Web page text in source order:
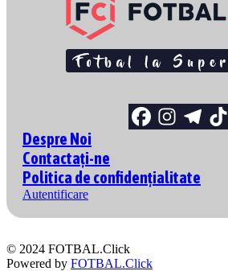
Despre Noi
Contactați-ne
Politica de confidențialitate
Autentificare
© 2024 FOTBAL.Click
Powered by FOTBAL.Click